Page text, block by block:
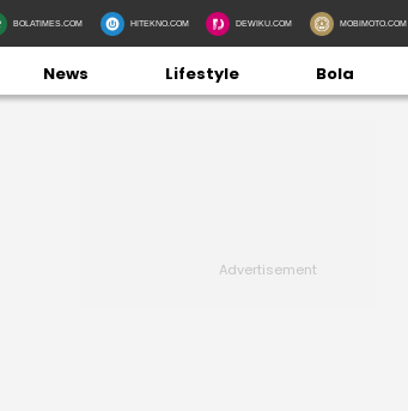
BOLATIMES.COM HITEKNO.COM DEWIKU.COM MOBIMOTO.COM
News Lifestyle Bola